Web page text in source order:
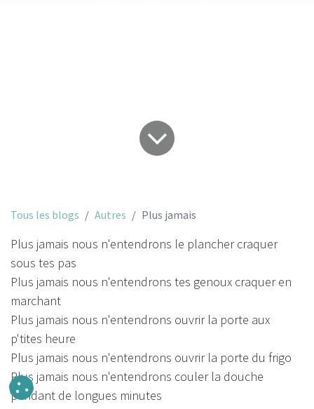
Tous les blogs Autres Plus jamais
Plus jamais nous n'entendrons le plancher craquer
sous tes pas
Plus jamais nous n'entendrons tes genoux craquer en
marchant
Plus jamais nous n'entendrons ouvrir la porte aux
p'tites heure
Plus jamais nous n'entendrons ouvrir la porte du frigo
Plus jamais nous n'entendrons couler la douche
pendant de longues minutes